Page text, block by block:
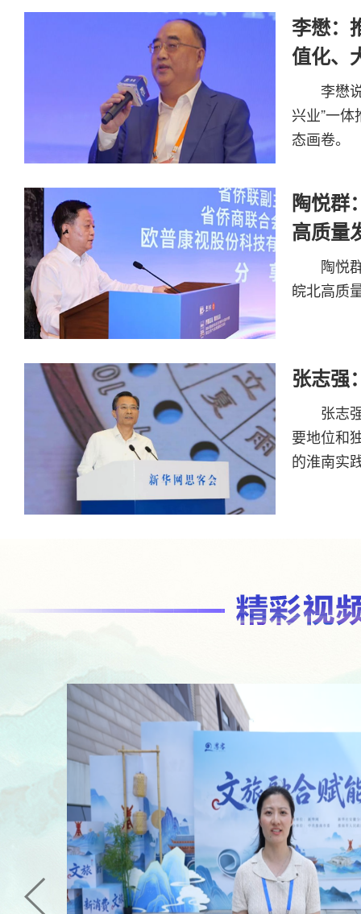
李懋：
值化、
李懋
兴业”一
态画卷。
陶悦群
高质量
陶悦
皖北高质
张志强
张志
要地位和
的淮南实